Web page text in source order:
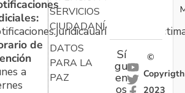
de
a
SERVICIOS
CIUDADANÍA
DATOS
PARA LA
PAZ
Sí
gu
en
os
©
Copyrigth
2023